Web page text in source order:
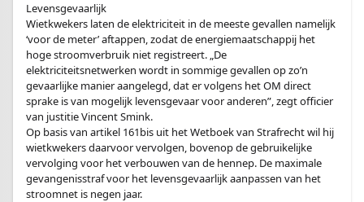
Levensgevaarlijk
Wietkwekers laten de elektriciteit in de meeste gevallen namelijk
‘voor de meter’ aftappen, zodat de energiemaatschappij het
hoge stroomverbruik niet registreert. „De
elektriciteitsnetwerken wordt in sommige gevallen op zo’n
gevaarlijke manier aangelegd, dat er volgens het OM direct
sprake is van mogelijk levensgevaar voor anderen”, zegt officier
van justitie Vincent Smink.
Op basis van artikel 161bis uit het Wetboek van Strafrecht wil hij
wietkwekers daarvoor vervolgen, bovenop de gebruikelijke
vervolging voor het verbouwen van de hennep. De maximale
gevangenisstraf voor het levensgevaarlijk aanpassen van het
stroomnet is negen jaar.